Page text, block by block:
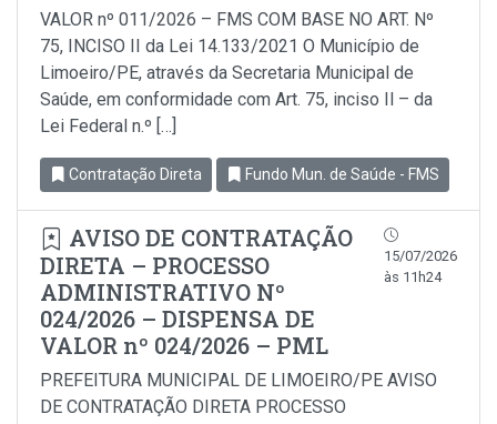
VALOR nº 011/2026 – FMS COM BASE NO ART. Nº
75, INCISO II da Lei 14.133/2021 O Município de
Limoeiro/PE, através da Secretaria Municipal de
Saúde, em conformidade com Art. 75, inciso Il – da
Lei Federal n.º […]
Contratação Direta Fundo Mun. de Saúde - FMS
AVISO DE CONTRATAÇÃO
DIRETA – PROCESSO
ADMINISTRATIVO Nº
024/2026 – DISPENSA DE
VALOR nº 024/2026 – PML
15/07/2026
às 11h24
PREFEITURA MUNICIPAL DE LIMOEIRO/PE AVISO
DE CONTRATAÇÃO DIRETA PROCESSO